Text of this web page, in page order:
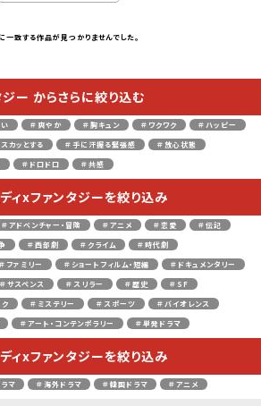
一致する作品が見つかりませんでした。
ー からさらに絞り込む
＃爽やか ＃胸キュン ＃ワクワク
＃ハッピー
カッとする ＃手に汗握る緊張感
＃放心状態
＃ドロドロ ＃共感
ィxファンタジーを絞り込み
＃アドベンチャー・冒険 ＃アニメ ＃恋愛
＃伝記
＃西部劇 ＃クライム
＃時代劇
＃ファミリー ＃ショートフィルム・短編
＃ドキュメンタリー
＃サスペンス ＃スリラー ＃歴史
＃SF
＃ミステリー ＃スポーツ
＃バイオレンス
＃アート・コンテンポラリー ＃単発ドラマ
ィxファンタジーを絞り込み
マ ＃海外ドラマ ＃韓国ドラマ ＃アニメ